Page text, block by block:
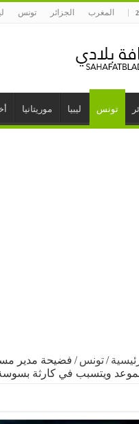
المغرب الجزائر تونس
تونس ليبيا موريتانيا
/ تونس / فضيحة مدير
ويتسبب في كارثة